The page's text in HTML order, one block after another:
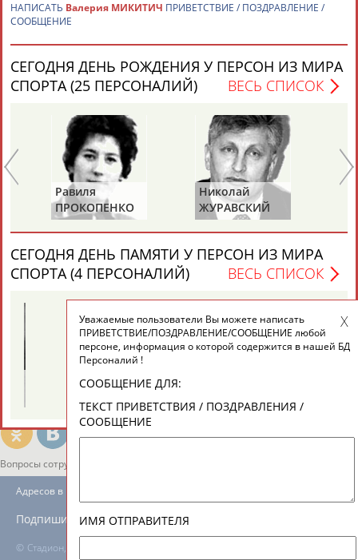
АБДУЛАЕВ
АБДУЛАЕВ
АБДУЛАЗИЗОВАБДУЛБЕКОВ
Камалудин
АБДУЛДАУДОВ
Абдула
АБДУЛЖАЛИЛОВ
Магомед
АБДУЛКАГИРОВ
Назир
АБДУЛЛАЕВ
24 персон из 13181
ЕЩЁ ПЕРСОНЫ
ТАБЛО АКТИВНОСТИ
ЦЕЛИ ПРОЕКТА КОНТАКТЫ
Вопросы сотрудничества и совместной деятельности
© Стадион, 1998-2026
Адресов в новостной рассылке: 996
Подпишись
НАПИСАТЬ Валерия МИКИТИЧ ПРИВЕТСТВИЕ / ПОЗДРАВЛЕНИЕ /
СООБЩЕНИЕ
СЕГОДНЯ ДЕНЬ РОЖДЕНИЯ У ПЕРСОН ИЗ МИРА
СПОРТА (25 ПЕРСОНАЛИЙ)
ВЕСЬ СПИСОК
Равиля
ПРОКОПЕНКО
(САЛИМОВА)
Николай
ЖУРАВСКИЙ
СЕГОДНЯ ДЕНЬ ПАМЯТИ У ПЕРСОН ИЗ МИРА
СПОРТА (4 ПЕРСОНАЛИЙ)
ВЕСЬ СПИСОК
Виталия
ТУОМАЙТЕ
Уважаемые пользователи Вы можете написать
ПРИВЕТСТВИЕ/ПОЗДРАВЛЕНИЕ/СООБЩЕНИЕ любой
персоне, информация о которой содержится в нашей БД
Персоналий !
СООБЩЕНИЕ ДЛЯ:
ТЕКСТ ПРИВЕТСТВИЯ / ПОЗДРАВЛЕНИЯ /
СООБЩЕНИЕ
ИМЯ ОТПРАВИТЕЛЯ